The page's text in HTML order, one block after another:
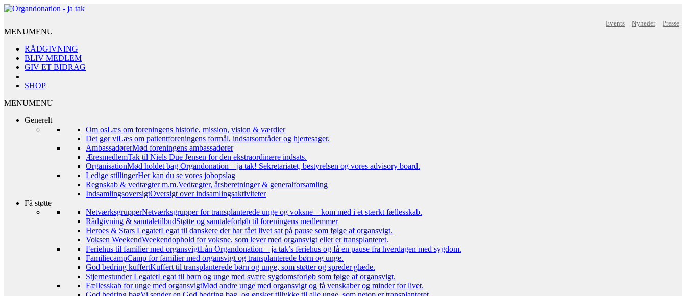
Events Nyheder Presse
MENUMENU
RÅDGIVNING
BLIV MEDLEM
GIV ET BIDRAG
SHOP
MENUMENU
Generelt
Om osLæs om foreningens historie, mission, vision & værdier
Det gør viLæs om patientforeningens formål, indsatsområder og hjertesager.
AmbassadørerMød foreningens ambassadører
ÆresmedlemTak til Niels Due Jensen for den ekstraordinære indsats.
OrganisationMød holdet bag Organdonation – ja tak! Sekretariatet, bestyrelsen og vores advisory board.
Ledige stillingerHer kan du se vores jobopslag
Regnskab & vedtægter m.m.Vedtægter, årsberetninger & generalforsamling
IndsamlingsoversigtOversigt over indsamlingsaktiviteter
Få støtte
NetværksgrupperNetværksgrupper for transplanterede unge og voksne – kom med i et stærkt fællesskab.
Rådgivning & samtaletilbudStøtte og samtaleforløb til foreningens medlemmer
Heroes & Stars LegatetLegat til danskere der har fået livet sat på pause som følge af organsvigt.
Voksen WeekendWeekendophold for voksne, som lever med organsvigt eller er transplanteret.
Feriehus til familier med organsvigtLån Organdonation – ja tak’s feriehus og få en pause fra hverdagen med sygdom.
FamiliecampCamp for familier med organsvigt og transplanterede børn og unge.
God bedring kuffertKuffert til transplanterede børn og unge, som støtter og spreder glæde.
Stjernestunder LegatetLegat til børn og unge med svære sygdomsforløb som følge af organsvigt.
Fællesskab for unge med organsvigtMød andre unge med organsvigt og få venskaber og minder for livet.